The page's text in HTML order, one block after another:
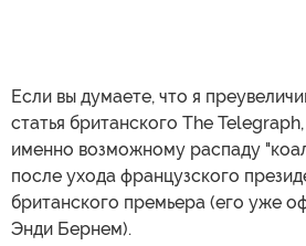
Если вы думаете, что я
статья британского The
именно возможному распаду
после ухода французского
британского премьера (его уже
Энди Бернем).